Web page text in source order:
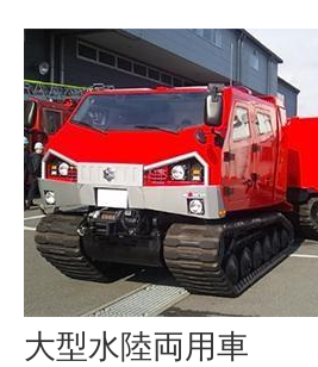
大型水陸両用車